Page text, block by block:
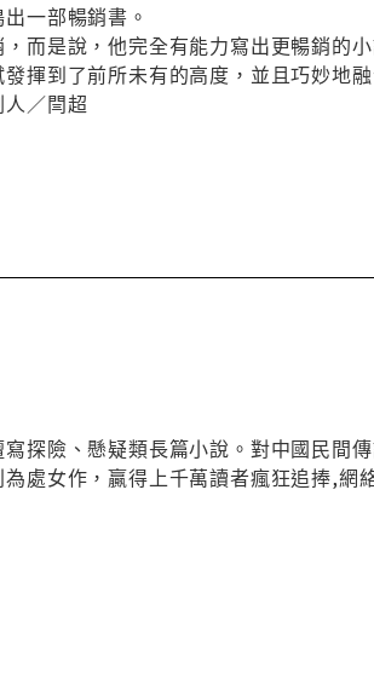
一部暢銷書。
而是說，他完全有能力寫出更暢銷的
揮到了前所未有的高度，並且巧妙地
／閆超
探險、懸疑類長篇小說。對中國民間
處女作，贏得上千萬讀者瘋狂追捧,網